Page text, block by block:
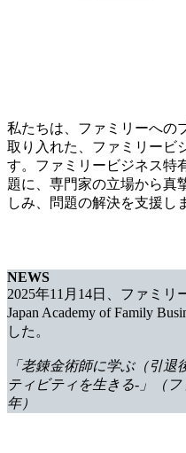
私たちは、ファミリーへの
取り入れた、ファミリービ
す。ファミリービジネス特
題に、専門家の立場から真
しみ、問題の解決を支援し
NEWS
2025年11月14日、ファミリ
Japan Academy of Family
した。
「老錬金術師に学ぶ（引
ティビティを生きる-」（
年）